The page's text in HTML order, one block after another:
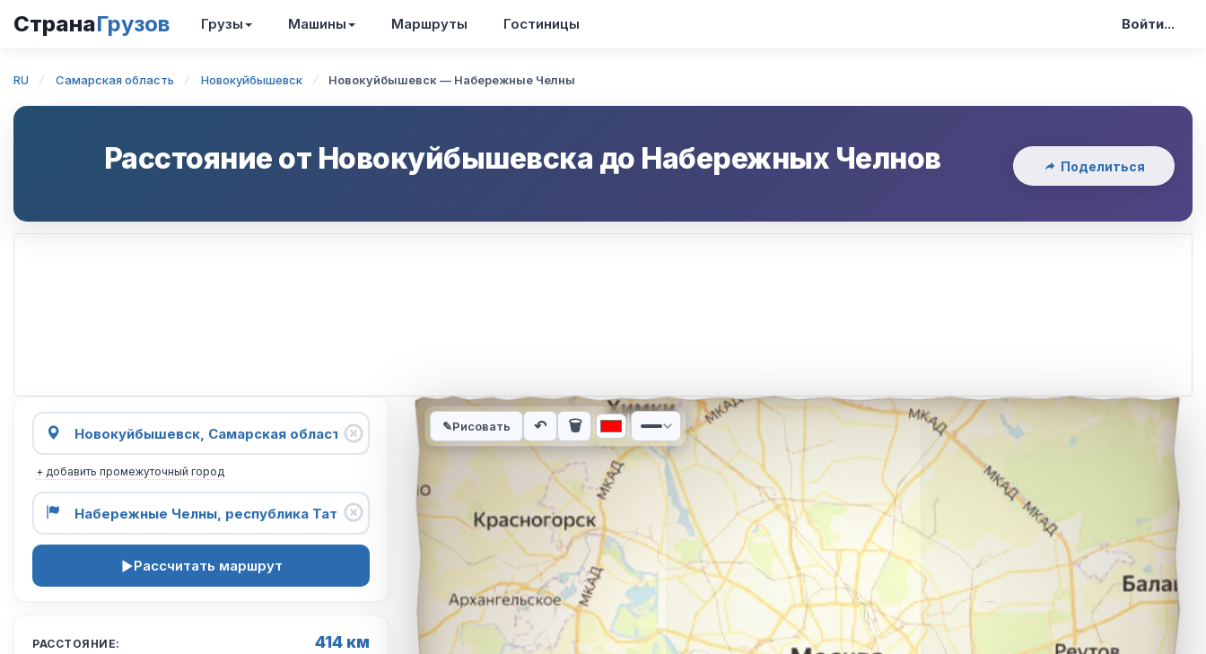
СтранаГрузов Грузы Машины Маршруты Гостиницы Войти...
RU Самарская область Новокуйбышевск Новокуйбышевск — Набережные Челны
Расстояние от Новокуйбышевска до Набережных Челнов Поделиться
+ добавить промежуточный город
Рассчитать маршрут
РАССТОЯНИЕ: 414 км
Интерактивная карта автомобильного маршрута из города Новокуйбышевск в город Набережные Челны.
✎Рисовать ↶ 🗑